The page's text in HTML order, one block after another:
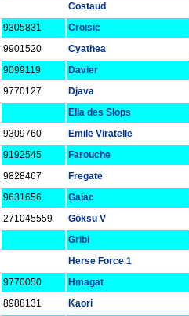
Costaud
9305831
Croisic
9901520
Cyathea
9099119
Davier
9770127
Djava
Ella des Slops
9309760
Emile Viratelle
9192545
Farouche
9828467
Fregate
9631656
Gaiac
271045559
Göksu V
Gribi
Herse Force 1
9770050
Hmagat
8988131
Kaori